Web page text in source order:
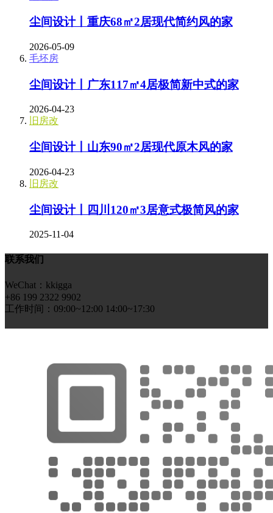
尘间设计丨重庆68㎡2居现代简约风的家
2026-05-09
毛坯房
尘间设计丨广东117㎡4居极简新中式的家
2026-04-23
旧房改
尘间设计丨山东90㎡2居现代原木风的家
2026-04-23
旧房改
尘间设计丨四川120㎡3居意式极简风的家
2025-11-04
联系我们
WeChat：kkigga
+86 199 2322 9902
工作时间：09:00~12:00 14:00~17:30